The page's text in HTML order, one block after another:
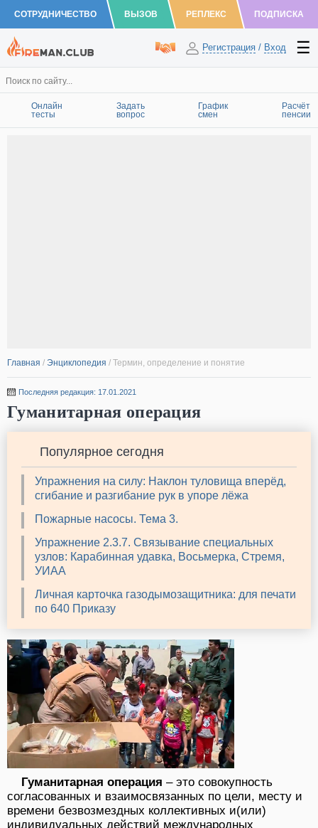
СОТРУДНИЧЕСТВО ВЫЗОВ РЕПЛЕКС ПОДПИСКА
Регистрация / Вход
Онлайн
тесты
Задать
вопрос
График
смен
Расчёт
пенсии
Главная / Энциклопедия / Термин, определение и понятие
Последняя редакция: 17.01.2021
Гуманитарная операция
Популярное сегодня
Упражнения на силу: Наклон туловища вперёд,
сгибание и разгибание рук в упоре лёжа
Пожарные насосы. Тема 3.
Упражнение 2.3.7. Связывание специальных
узлов: Карабинная удавка, Восьмерка, Стремя,
УИАА
Личная карточка газодымозащитника: для печати
по 640 Приказу
Гуманитарная операция – это совокупность
согласованных и взаимосвязанных по цели, месту и
времени безвозмездных коллективных и(или)
индивидуальных действий международных